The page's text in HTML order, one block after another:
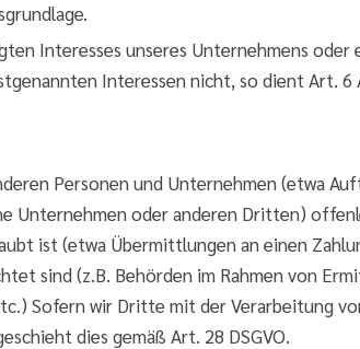
Interesses unseres Unternehmens
Interessen nicht, so dient Art. 6
Personen und Unternehmen (etwa
Unternehmen oder anderen Dritten)
ist (etwa Übermittlungen an einen
sind (z.B. Behörden im Rahmen von
Sofern wir Dritte mit der Verarbeitung
dies gemäß Art. 28 DSGVO.